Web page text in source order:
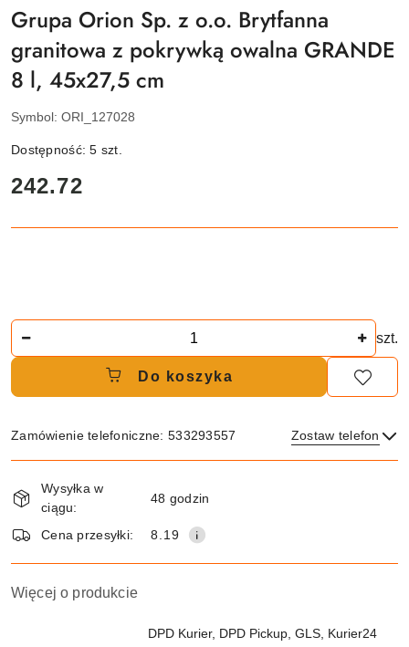
Grupa Orion Sp. z o.o. Brytfanna
granitowa z pokrywką owalna GRANDE
8 l, 45x27,5 cm
Symbol: ORI_127028
Dostępność:5 szt.
cena:
242.72
szt.
Do koszyka
Zamówienie telefoniczne: 533293557 Zostaw telefon
i
dostawa
Wysyłka w
ciągu:
48 godzin
Cena przesyłki: 8.19
Więcej o produkcie
DPD Kurier, DPD Pickup, GLS, Kurier24